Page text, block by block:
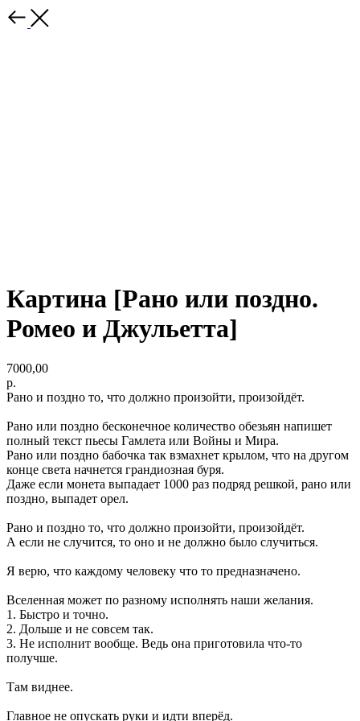
Картина [Рано или поздно.
Ромео и Джульетта]
7000,00
р.
Рано и поздно то, что должно произойти, произойдёт.
Рано или поздно бесконечное количество обезьян напишет
полный текст пьесы Гамлета или Войны и Мира.
Рано или поздно бабочка так взмахнет крылом, что на другом
конце света начнется грандиозная буря.
Даже если монета выпадает 1000 раз подряд решкой, рано или
поздно, выпадет орел.
Рано и поздно то, что должно произойти, произойдёт.
А если не случится, то оно и не должно было случиться.
Я верю, что каждому человеку что то предназначено.
Вселенная может по разному исполнять наши желания.
1. Быстро и точно.
2. Дольше и не совсем так.
3. Не исполнит вообще. Ведь она приготовила что-то
получше.
Там виднее.
Главное не опускать руки и идти вперёд.